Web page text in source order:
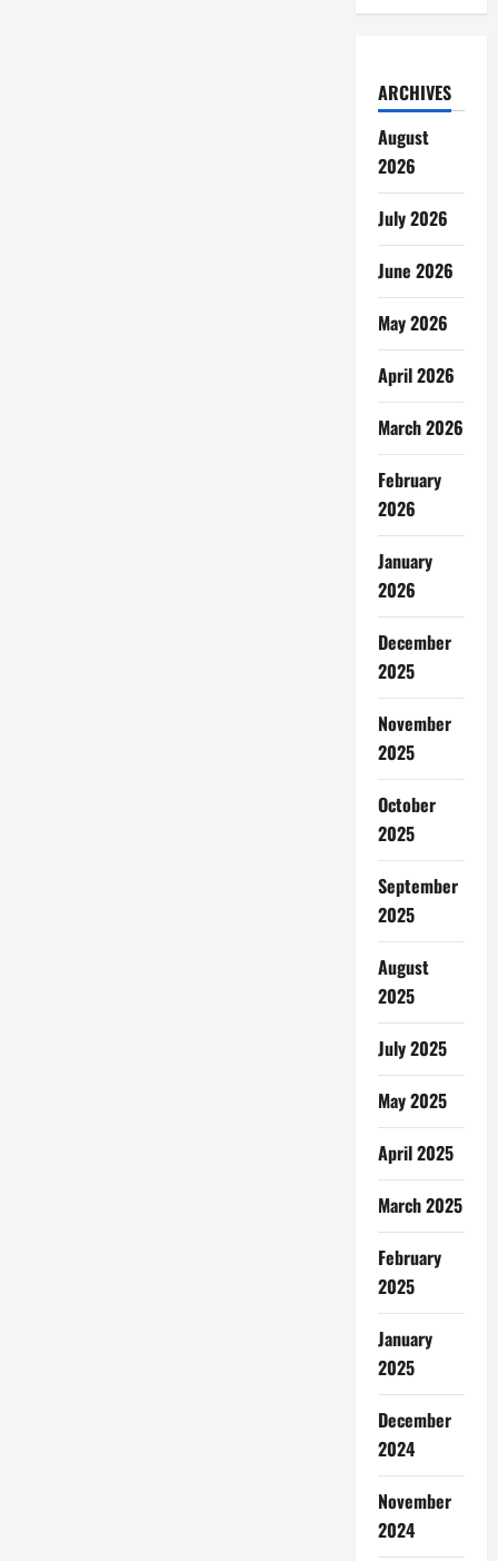
ARCHIVES
August
2026
July 2026
June 2026
May 2026
April 2026
March 2026
February
2026
January
2026
December
2025
November
2025
October
2025
September
2025
August
2025
July 2025
May 2025
April 2025
March 2025
February
2025
January
2025
December
2024
November
2024